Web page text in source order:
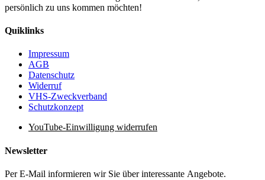
persönlich zu uns kommen möchten!
Quiklinks
Impressum
AGB
Datenschutz
Widerruf
VHS-Zweckverband
Schutzkonzept
YouTube-Einwilligung widerrufen
Newsletter
Per E-Mail informieren wir Sie über interessante Angebote.